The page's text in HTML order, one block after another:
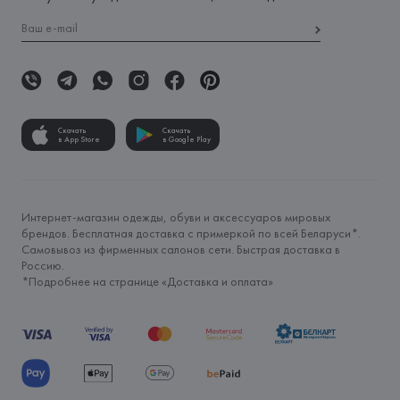
Скачать
в App Store
Скачать
в Google Play
Интернет-магазин одежды, обуви и аксессуаров мировых
брендов. Бесплатная доставка с примеркой по всей Беларуси*.
Самовывоз из фирменных салонов сети. Быстрая доставка в
Россию.
*Подробнее на странице «Доставка и оплата»